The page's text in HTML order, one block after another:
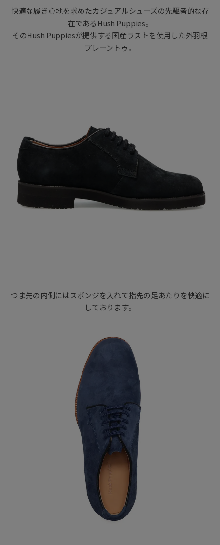
快適な履き心地を求めたカジュアルシューズの先駆者的な存
在であるHush Puppies。
そのHush Puppiesが提供する国産ラストを使用した外羽根
プレーントゥ。
つま先の内側にはスポンジを入れて指先の足あたりを快適に
しております。